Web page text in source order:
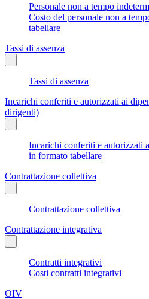
Personale non a tempo
Costo del personale non a
tabellare
Tassi di assenza
Tassi di assenza
Incarichi conferiti e autorizzati ai
dirigenti)
Incarichi conferiti e autorizzati
in formato tabellare
Contrattazione collettiva
Contrattazione collettiva
Contrattazione integrativa
Contratti integrativi
Costi contratti integrativi
OIV